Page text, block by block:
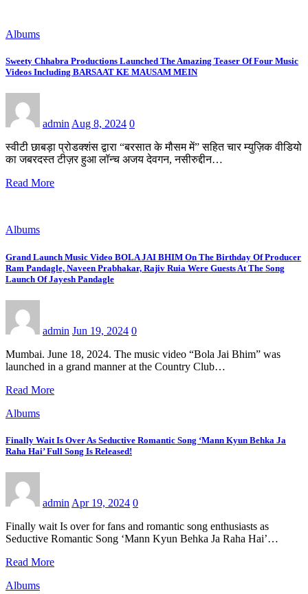
Albums
Sweety Chhabra Productions Launched The Amazing Teaser Of Four Music
Videos Including BARSAAT KE MAUSAM MEIN
admin Aug 8, 2024 0
स्वीटी छाबड़ा प्रोडक्शंस द्वारा “बरसात के मौसम में” सहित चार म्युज़िक वीडियो
का जबरदस्त टीज़र हुआ लॉन्च अजय देवगन, नसीरुद्दीन…
Read More
Albums
Grand Launch Music Video BOLA JAI BHIM On The Birthday Of Producer
Ram Pandagle, Naveen Prabhakar, Rajiv Ruia Were Guests At The Song
Launch Of Jayesh Pandagle
admin Jun 19, 2024 0
Mumbai. June 18, 2024. The music video “Bola Jai ​​Bhim” was
launched in a grand manner at the Country Club…
Read More
Albums
Finally Wait Is Over As Seductive Romantic Song ‘Mann Kyun Behka Ja
Raha Hai’ Full Song Is Released!
admin Apr 19, 2024 0
Finally wait Is over for fans and romantic song enthusiasts as
Seductive Romantic Song ‘Mann Kyun Behka Ja Raha Hai’…
Read More
Albums